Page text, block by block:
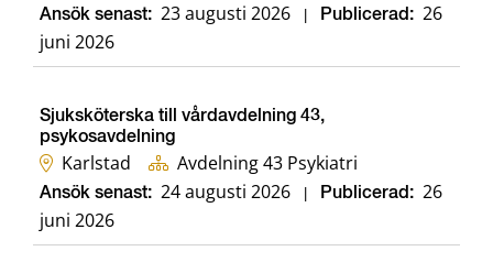
Ansök senast: 23 augusti 2026 Publicerad: 26
juni 2026
Sjuksköterska till vårdavdelning 43,
psykosavdelning
Karlstad Avdelning 43 Psykiatri
Ansök senast: 24 augusti 2026 Publicerad: 26
juni 2026